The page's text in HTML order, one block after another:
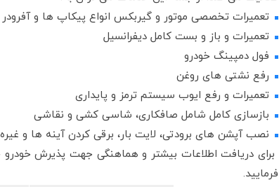
تعمیرات تخصصی موتور و گیربکس انواع پیکاپ ها و
تعمیرات و باز و بست کامل دیفرانسیل
فول دمپینگ خودرو
رفع نشتی های روغن
تعمیرات و رفع ایوب سیستم ترمز و پایداری
بازسازی کامل شامل صافکاری، شاسی کشی و نقاشی
نصب آپشن های برودتی، لایت بار، برقی کردن آینه ها و غیره
برای دریافت اطلاعات بیشتر و هماهنگی جهت پذیرش
فرمایید.